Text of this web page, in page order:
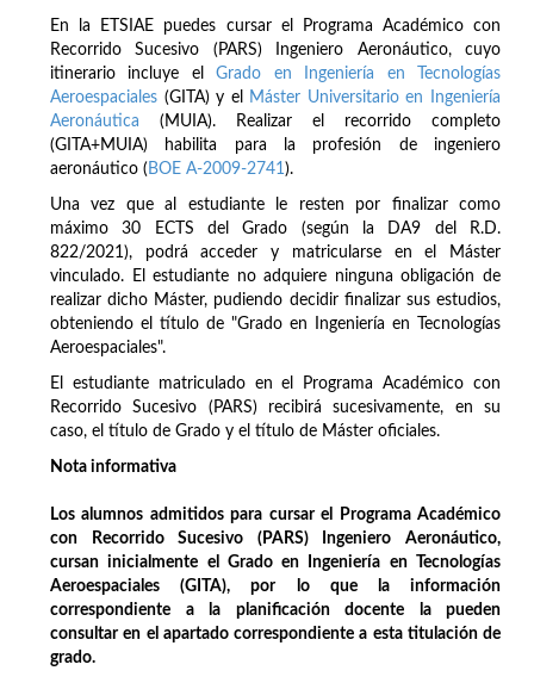
En la ETSIAE puedes cursar el Programa Académico con
Recorrido Sucesivo (PARS) Ingeniero Aeronáutico, cuyo
itinerario incluye elGrado en Ingeniería en Tecnologías
Aeroespaciales (GITA) y el
Máster Universitario en Ingeniería
Aeronáutica (MUIA). Realizar el recorrido completo
(GITA+MUIA) habilita para la profesión de ingeniero
aeronáutico ( BOE A-2009-2741).
Una vez que al estudiante le resten por finalizar como
máximo 30 ECTS del Grado (según la DA9 del R.D.
822/2021), podrá acceder y matricularse en el Máster
vinculado. El estudiante no adquiere ninguna obligación de
realizar dicho Máster, pudiendo decidir finalizar sus estudios,
obteniendo el título de "Grado en Ingeniería en Tecnologías
Aeroespaciales".
El estudiante matriculado en el Programa Académico con
Recorrido Sucesivo (PARS) recibirá sucesivamente, en su
caso, el título de Grado y el título de Máster oficiales.
Nota informativa
Los alumnos admitidos para cursar el Programa Académico
con Recorrido Sucesivo (PARS) Ingeniero Aeronáutico,
cursan inicialmente el Grado en Ingeniería en Tecnologías
Aeroespaciales (GITA), por lo que la información
correspondiente a la planificación docente la pueden
consultar en el apartado correspondiente a esta titulación de
grado.